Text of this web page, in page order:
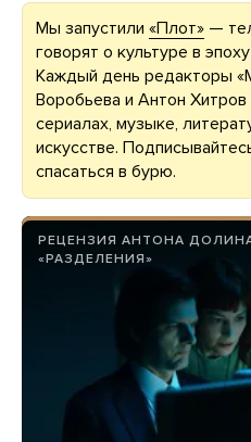
Мы запустили «Плот» —
говорят о культуре в
Каждый день редакторы
Воробьева и Антон
сериалах, музыке,
искусстве.
спасаться в бурю.
РЕЦЕНЗИЯ АНТОНА
«РАЗДЕЛЕНИЯ»